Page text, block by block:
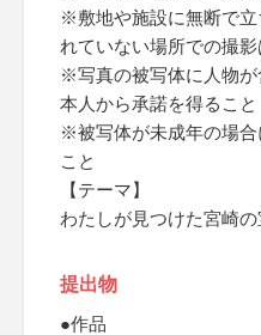
※敷地や施設に無断で立
れていない場所での撮
※写真の被写体に人物
本人から承諾を得ること
※被写体が未成年の場合
こと
【テーマ】
わたしが見つけた宮崎の
提出物
●作品